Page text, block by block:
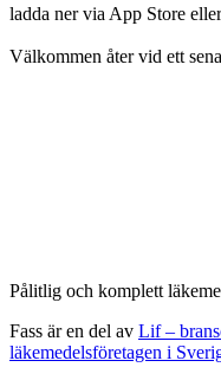
ladda ner via App Store
Välkommen åter vid ett
Pålitlig och komplett
Fass är en del av Lif –
läkemedelsföretagen i